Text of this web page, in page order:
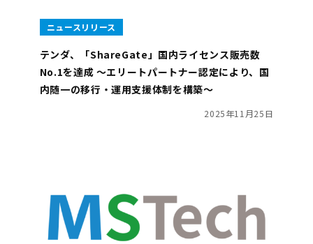
ニュースリリース
テンダ、「ShareGate」国内ライセンス販売数
No.1を達成 ～エリートパートナー認定により、国
内随一の移行・運用支援体制を構築～
2025年11月25日